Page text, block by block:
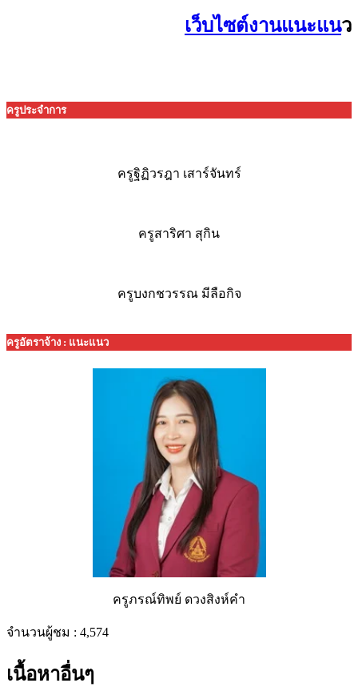
เว็บไซต์งานแนะแนว
ครูประจำการ
ครูฐิฏิวรฎา เสาร์จันทร์
ครูสาริศา สุกิน
ครูบงกชวรรณ มีลือกิจ
ครูอัตราจ้าง : แนะแนว
ครูภรณ์ทิพย์ ดวงสิงห์คำ
จำนวนผู้ชม : 4,574
เนื้อหาอื่นๆ